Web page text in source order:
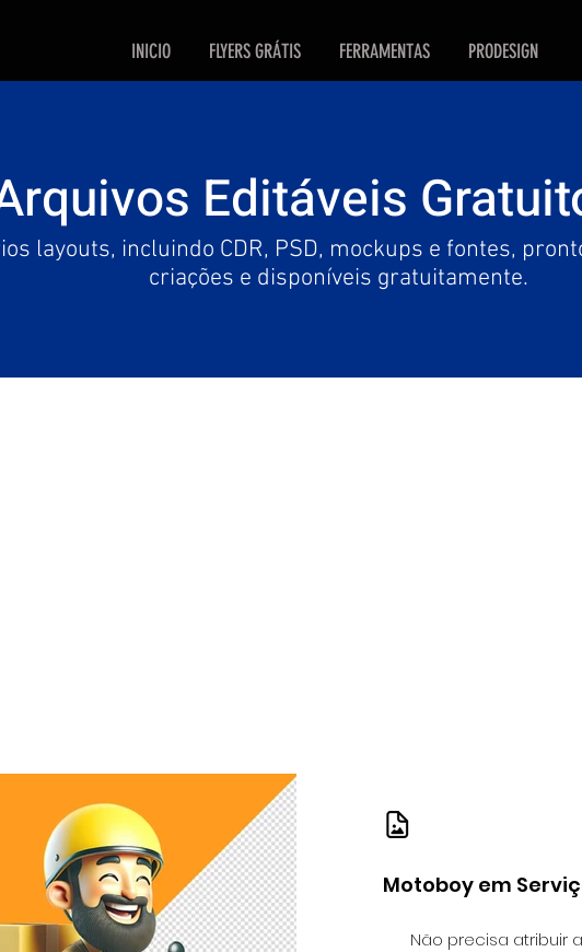
INICIO FLYERS GRÁTIS FERRAMENTAS PRODESIGN
Editáveis
layouts, incluindo CDR, PSD, mockups e fontes,
criações e disponíveis gratuitamente.
Motoboy em
Não precisa atribuir